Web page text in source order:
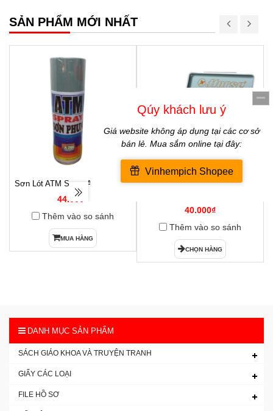
SẢN PHẨM MỚI NHẤT
Sơn Lót ATM Spray A266( Xám )
44.000₫
Thêm vào so sánh
MUA HÀNG
Hộp Dấu Kim Loại Horse H-03
40.000₫
Thêm vào so sánh
CHỌN HÀNG
DANH MỤC SẢN PHẨM
SÁCH GIÁO KHOA VÀ TRUYỆN TRANH
GIẤY CÁC LOẠI
FILE HỒ SƠ